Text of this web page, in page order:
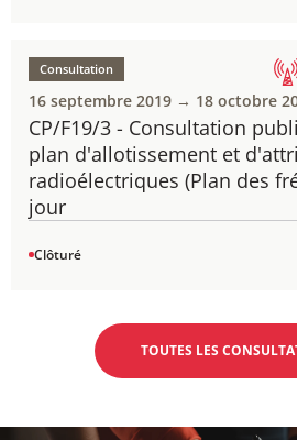
CP/F19/3 - Consultation
plan d'allotissement et
radioélectriques (Plan des
jour
Consultation
16 septembre 2019 → 18 octobre
Clôturé
TOUTES LES